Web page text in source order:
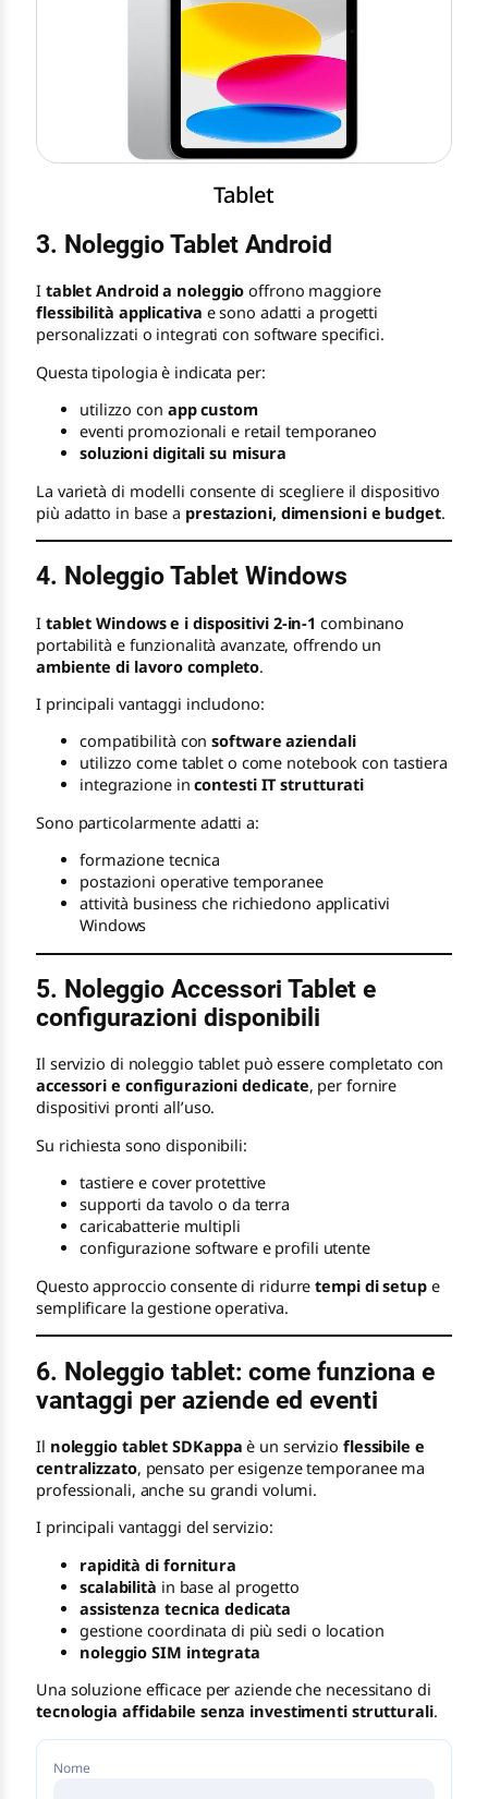
Tablet
3. Noleggio Tablet Android
I tablet Android a noleggio offrono maggiore
flessibilità applicativa e sono adatti a progetti
personalizzati o integrati con software specifici.
Questa tipologia è indicata per:
utilizzo con app custom
eventi promozionali e retail temporaneo
soluzioni digitali su misura
La varietà di modelli consente di scegliere il dispositivo
più adatto in base a prestazioni, dimensioni e budget.
4. Noleggio Tablet Windows
I tablet Windows e i dispositivi 2-in-1 combinano
portabilità e funzionalità avanzate, offrendo un
ambiente di lavoro completo.
I principali vantaggi includono:
compatibilità consoftware aziendali
utilizzo come tablet o come notebook con tastiera
integrazione incontesti IT strutturati
Sono particolarmente adatti a:
formazione tecnica
postazioni operative temporanee
attività business che richiedono applicativi
Windows
5. Noleggio Accessori Tablet e
configurazioni disponibili
Il servizio di noleggio tablet può essere completato con
accessori e configurazioni dedicate, per fornire
dispositivi pronti all’uso.
Su richiesta sono disponibili:
tastiere e cover protettive
supporti da tavolo o da terra
caricabatterie multipli
configurazione software e profili utente
Questo approccio consente di ridurretempi di setupe
semplificare la gestione operativa.
6. Noleggio tablet: come funziona e
vantaggi per aziende ed eventi
Il noleggio tablet SDKappa è un servizio flessibile e
centralizzato, pensato per esigenze temporanee ma
professionali, anche su grandi volumi.
I principali vantaggi del servizio:
rapidità di fornitura
scalabilità in base al progetto
assistenza tecnica dedicata
gestione coordinata di più sedi o location
noleggio SIM integrata
Una soluzione efficace per aziende che necessitano di
tecnologia affidabile senza investimenti strutturali.
Nome